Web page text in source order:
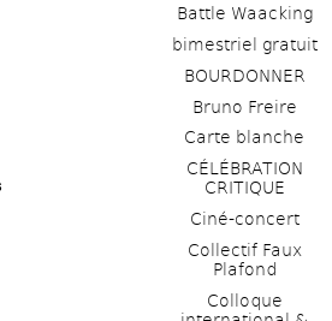
Battle Waacking
bimestriel gratuit
BOURDONNER
Bruno Freire
Carte blanche
CÉLÉBRATION
CRITIQUE
Ciné-concert
Collectif Faux
Plafond
Colloque